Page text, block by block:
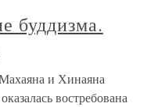
буддизма.
и Хинаяна
востребована